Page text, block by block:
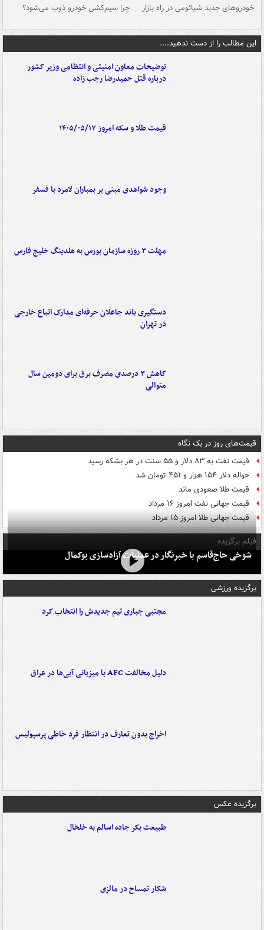
خودروهای جدید شیائومی در راه بازار چرا سیم‌کشی خودرو ذوب می‌شود؟
این مطالب را از دست ندهید....
توضیحات معاون امنیتی و انتظامی وزیر کشور
درباره قتل حمیدرضا رجب زاده
قیمت طلا و سکه امروز ۱۴۰۵/۰۵/۱۷
وجود شواهدی مبنی بر بمباران لامرد با فسفر
مهلت ۳ روزه سازمان بورس به هلدینگ خلیج فارس
دستگیری باند جاعلان حرفه‌ای مدارک اتباع خارجی
در تهران
کاهش ۳ درصدی مصرف برق برای دومین سال
متوالی
قیمت‌های روز در یک نگاه
قیمت نفت به ۸۳ دلار و ۵۵ سنت در هر بشکه رسید
حواله دلار ۱۵۴ هزار و ۴۵۱ تومان شد
قیمت طلا صعودی ماند
قیمت جهانی نفت امروز ۱۶ مرداد
قیمت جهانی طلا امروز ۱۵ مرداد
فیلم برگزیده
شوخی حاج‌قاسم با خبرنگار در عملیات آزادسازی بوکمال
برگزیده ورزشی
مجتبی جباری تیم جدیدش را انتخاب کرد
دلیل مخالفت AFC با میزبانی آبی‌ها در عراق
اخراج بدون تعارف در انتظار فرد خاطی پرسپولیس
برگزیده عکس
طبیعت بکر جاده اسالم به خلخال
شکار تمساح در مالزی